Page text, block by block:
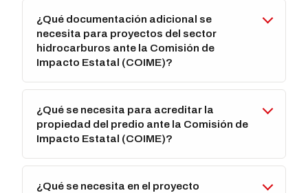
¿Qué documentación adicional se
necesita para proyectos del sector
hidrocarburos ante la Comisión de
Impacto Estatal (COIME)?
¿Qué se necesita para acreditar la
propiedad del predio ante la Comisión de
Impacto Estatal (COIME)?
¿Qué se necesita en el proyecto